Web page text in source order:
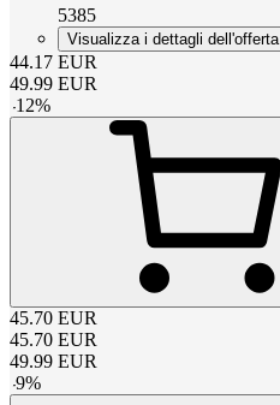
5385
Visualizza i dettagli dell'offerta
44.17 EUR
49.99 EUR
-12%
45.70 EUR
45.70 EUR
49.99 EUR
-9%